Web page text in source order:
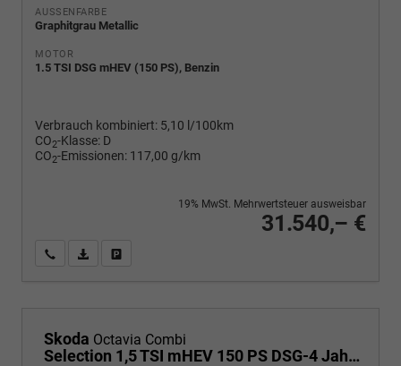
AUSSENFARBE
Graphitgrau Metallic
MOTOR
1.5 TSI DSG mHEV (150 PS), Benzin
Verbrauch kombiniert: 5,10 l/100km
CO2-Klasse: D
CO2-Emissionen: 117,00 g/km
31.540,– €
19% MwSt. Mehrwertsteuer ausweisbar
Wir rufen Sie anPDF-Fahrzeugexposé drucken
Skoda Octavia Combi
Selection 1,5 TSI mHEV 150 PS DSG-4 Jahre Garantie-Anhängerkupplung schwenkbar-PDC vorne und hinten-Sitzheizung-Smart Link